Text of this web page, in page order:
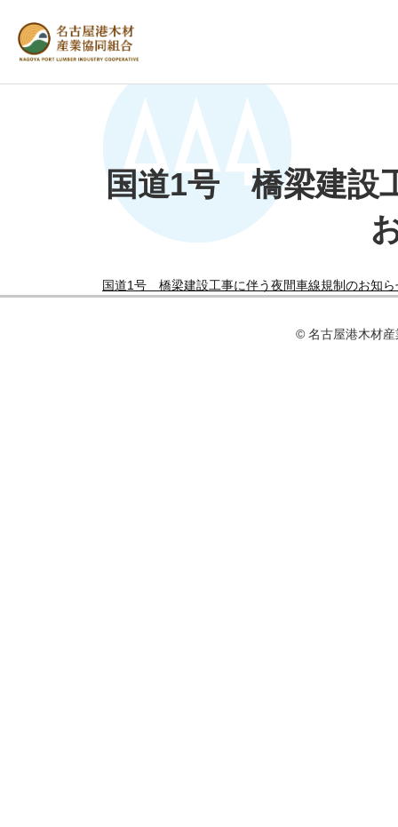
国道1号 橋梁建設
国道1号 橋梁建設工事に伴う夜間車線規制のお知ら
© 名古屋港⽊材